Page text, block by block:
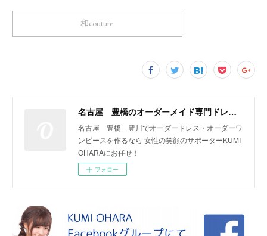
和couture
名古屋 豊橋のオーダーメイド専門ドレスデザイナー KUMI OHARA
名古屋 豊橋 豊川でオーダードレス・オーダーワ
ンピースを作るなら 女性の笑顔のサポーターKUMI
OHARAにお任せ！
フォロー